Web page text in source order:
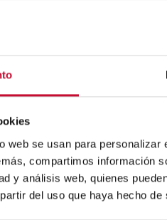
web se usan para
compartimos información
y análisis web, quienes
del uso que haya hecho